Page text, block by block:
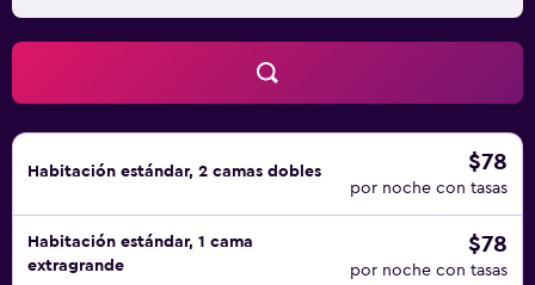
planchar con plancha. Los servicios de ocio y
esparcimiento en este hotel incluyen piscina al aire libre
de temporada. No se permite la entrada a la piscina de
niños menores de 12 años sin la supervisión de un adulto.
Se pueden practicar las actividades de ocio y
instalaciones o cerca del alojamiento (es posible que se
aplique un recargo).
Habitación estándar, 2 camas dobles $78
por noche con tasas
Habitación estándar, 1 cama
extragrande
$78
por noche con tasas